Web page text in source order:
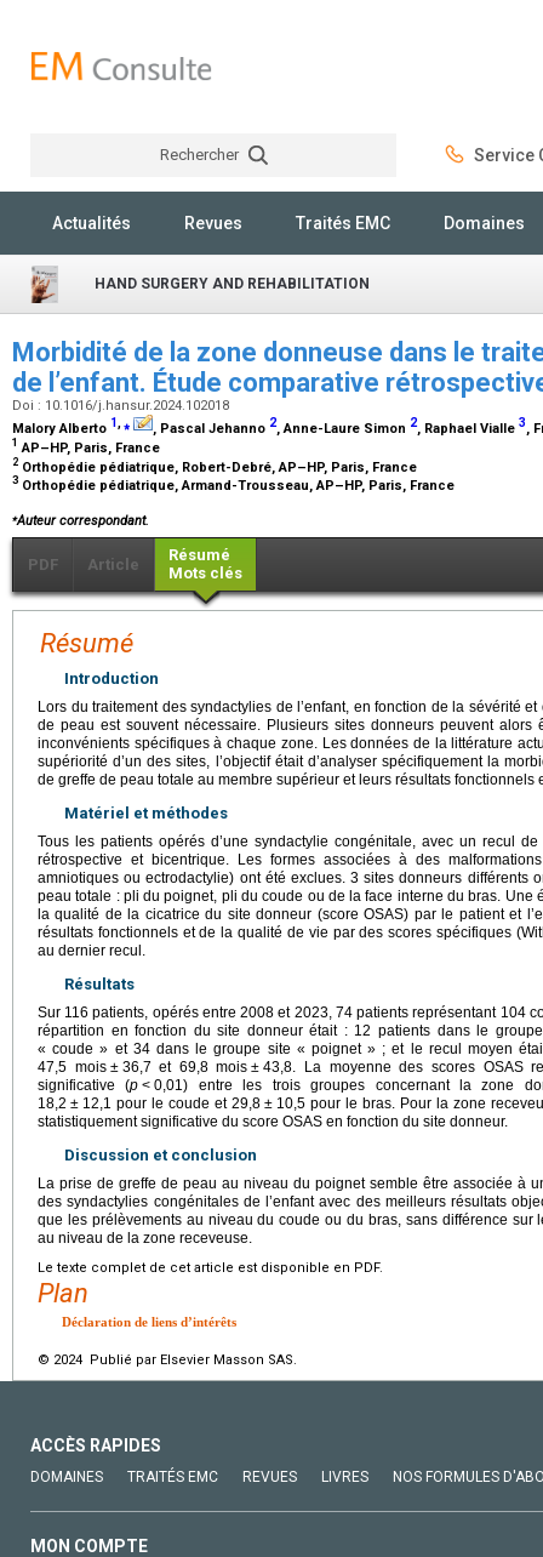
Rechercher Service
Actualités Revues Traités EMC Domaines
HAND SURGERY AND REHABILITATION
Morbidité de la zone donneuse dans le
de l’enfant. Étude comparative
Doi : 10.1016/j.hansur.2024.102018
Malory Alberto 1,⁎ , Pascal Jehanno 2, Anne-Laure Simon 2, Raphael Vialle 3,
1 AP–HP, Paris, France
2 Orthopédie pédiatrique, Robert-Debré, AP–HP, Paris, France
3 Orthopédie pédiatrique, Armand-Trousseau, AP–HP, Paris, France
⁎Auteur correspondant.
PDF Article
Résumé
Mots clés
Résumé
Introduction
Lors du traitement des syndactylies de l’enfant, en fonction de la sévérité
de peau est souvent nécessaire. Plusieurs sites donneurs peuvent
inconvénients spécifiques à chaque zone. Les données de la littérature
supériorité d’un des sites, l’objectif était d’analyser spécifiquement la
de greffe de peau totale au membre supérieur et leurs résultats fonctionnels
Matériel et méthodes
Tous les patients opérés d’une syndactylie congénitale, avec un recul
rétrospective et bicentrique. Les formes associées à des
amniotiques ou ectrodactylie) ont été exclues. 3 sites donneurs différents
peau totale : pli du poignet, pli du coude ou de la face interne du bras. Une
la qualité de la cicatrice du site donneur (score OSAS) par le patient et
résultats fonctionnels et de la qualité de vie par des scores spécifiques
au dernier recul.
Résultats
Sur 116 patients, opérés entre 2008 et 2023, 74 patients représentant 104
répartition en fonction du site donneur était : 12 patients dans le
« coude » et 34 dans le groupe site « poignet » ; et le recul moyen
47,5 mois ± 36,7 et 69,8 mois ± 43,8. La moyenne des scores OSAS
significative (p < 0,01) entre les trois groupes concernant la zone
18,2 ± 12,1 pour le coude et 29,8 ± 10,5 pour le bras. Pour la zone
statistiquement significative du score OSAS en fonction du site donneur.
Discussion et conclusion
La prise de greffe de peau au niveau du poignet semble être associée à
des syndactylies congénitales de l’enfant avec des meilleurs résultats
que les prélèvements au niveau du coude ou du bras, sans différence sur
au niveau de la zone receveuse.
Le texte complet de cet article est disponible en PDF.
Plan
Déclaration de liens d’intérêts
© 2024 Publié par Elsevier Masson SAS.
ACCÈS RAPIDES
DOMAINES TRAITÉS EMC REVUES LIVRES NOS FORMULES
MON COMPTE